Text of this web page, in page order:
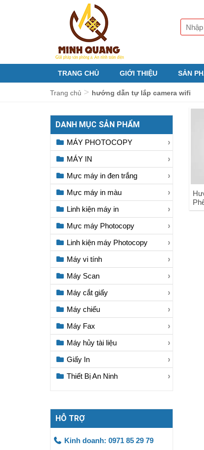
TRANG CHỦ GIỚI THIỆU SẢN
Trang chủ > hướng dẫn tự lắp camera wifi
DANH MỤC SẢN PHẨM
MÁY PHOTOCOPY
MÁY IN
Mực máy in đen trắng
Mực máy in màu
Linh kiện máy in
Mực máy Photocopy
Linh kiện máy Photocopy
Máy vi tính
Máy Scan
Máy cắt giấy
Máy chiếu
Máy Fax
Máy hủy tài liệu
Giấy In
Thiết Bị An Ninh
HỖ TRỢ
Kinh doanh: 0971 85 29 79